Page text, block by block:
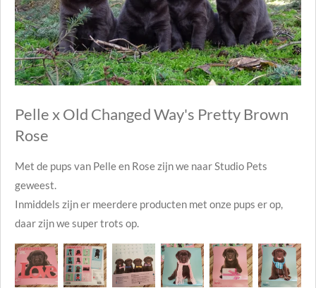
Pelle x Old Changed Way's Pretty Brown
Rose
Met de pups van Pelle en Rose zijn we naar Studio Pets
geweest.
Inmiddels zijn er meerdere producten met onze pups er op,
daar zijn we super trots op.